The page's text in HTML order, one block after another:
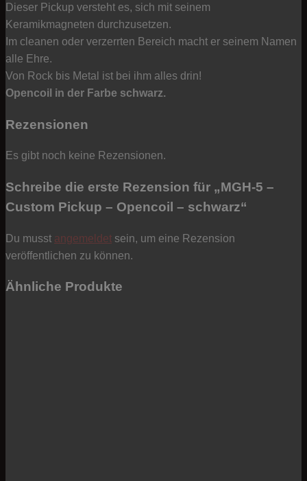
Dieser Pickup versteht es, sich mit seinem
Keramikmagneten durchzusetzen.
Im cleanen oder verzerrten Bereich macht er seinem Namen
alle Ehre.
Von Rock bis Metal ist bei ihm alles drin!
Opencoil in der Farbe schwarz.
Rezensionen
Es gibt noch keine Rezensionen.
Schreibe die erste Rezension für „MGH-5 –
Custom Pickup – Opencoil – schwarz“
Du musst angemeldet sein, um eine Rezension
veröffentlichen zu können.
Ähnliche Produkte